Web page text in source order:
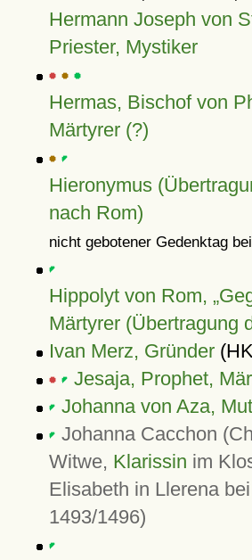
Hermann Joseph von
Priester, Mystiker
Hermas, Bischof von
Märtyrer (?)
Hieronymus
nach Rom)
nicht gebotener Gedenktag
Hippolyt von Rom,
Märtyrer (Übertragung
Ivan Merz, Gründer
Jesaja, Prophet,
Johanna von Aza,
Johanna Cacchon
Witwe, Klarissin im
Elisabeth in Llerena
1493/1496)